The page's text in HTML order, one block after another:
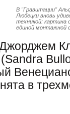
В "Гравитации"
Любецки вновь
техникой: картина
единой монтажной
в